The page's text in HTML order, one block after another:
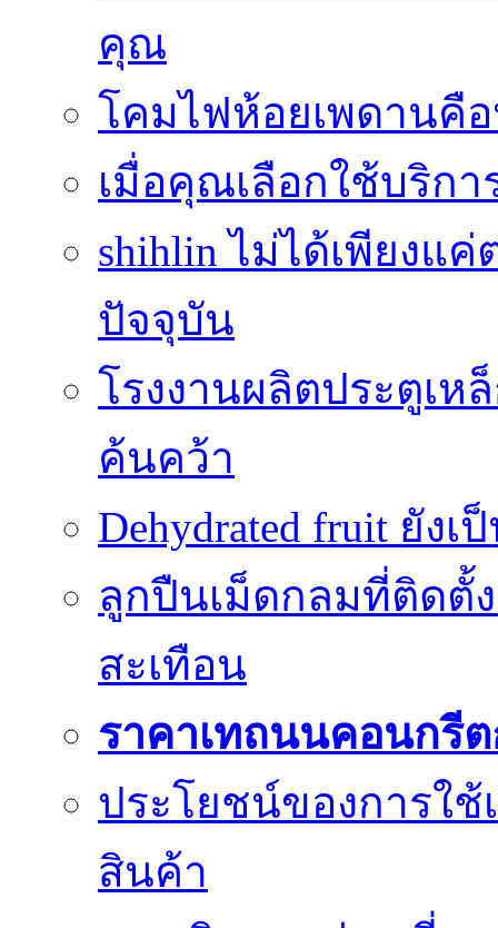
คุณ
โคมไฟห้อยเพดานคื
เมื่อคุณเลือกใช้บริก
shihlin ไม่ได้เพียงแ
ปัจจุบัน
โรงงานผลิตประตูเห
ค้นคว้า
Dehydrated fruit ยัง
ลูกปืนเม็ดกลมที่ติดตั้
สะเทือน
ราคาเทถนนคอนกรีต
ประโยชน์ของการใ
สินค้า